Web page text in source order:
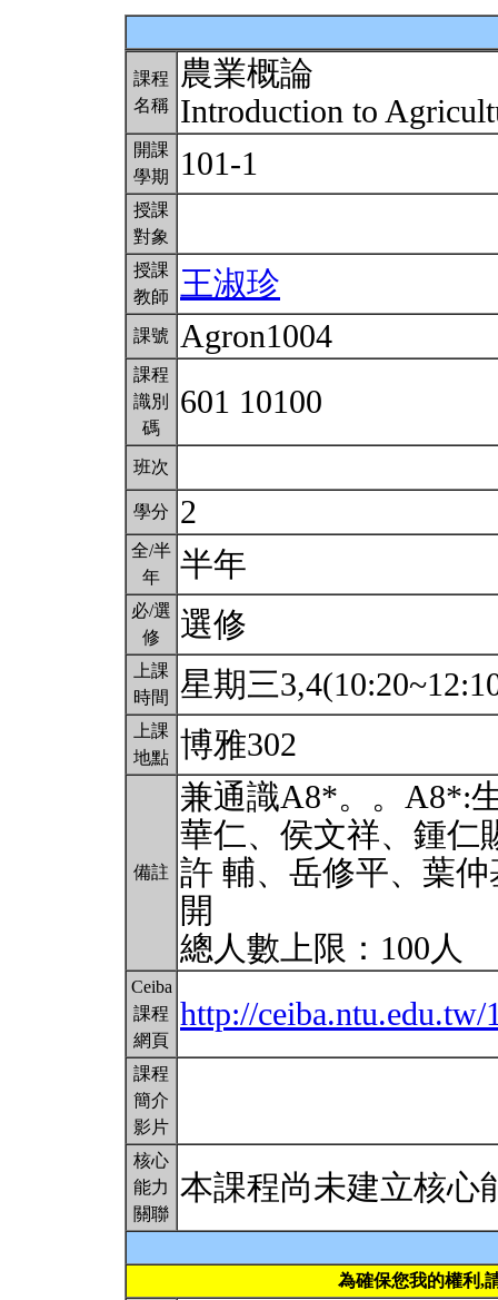
課程
名稱
農業概論
Introduction to
開課
學期
101-1
授課
對象
授課
教師
王淑珍
課號 Agron1004
課程
識別
碼
601 10100
班次
學分 2
全/半
年
半年
必/選
修
選修
上課
時間
星期三
上課
地點 博雅302
備註
兼通識A8*。。A8*:
華仁、侯文祥、鍾仁
許 輔、岳修平、葉
開
總人數上限：100人
Ceiba
課程
網頁
http://ceiba.ntu.edu.tw/
課程
簡介
影片
核心
能力
關聯
本課程尚未建立核心
為確保您我的權利,